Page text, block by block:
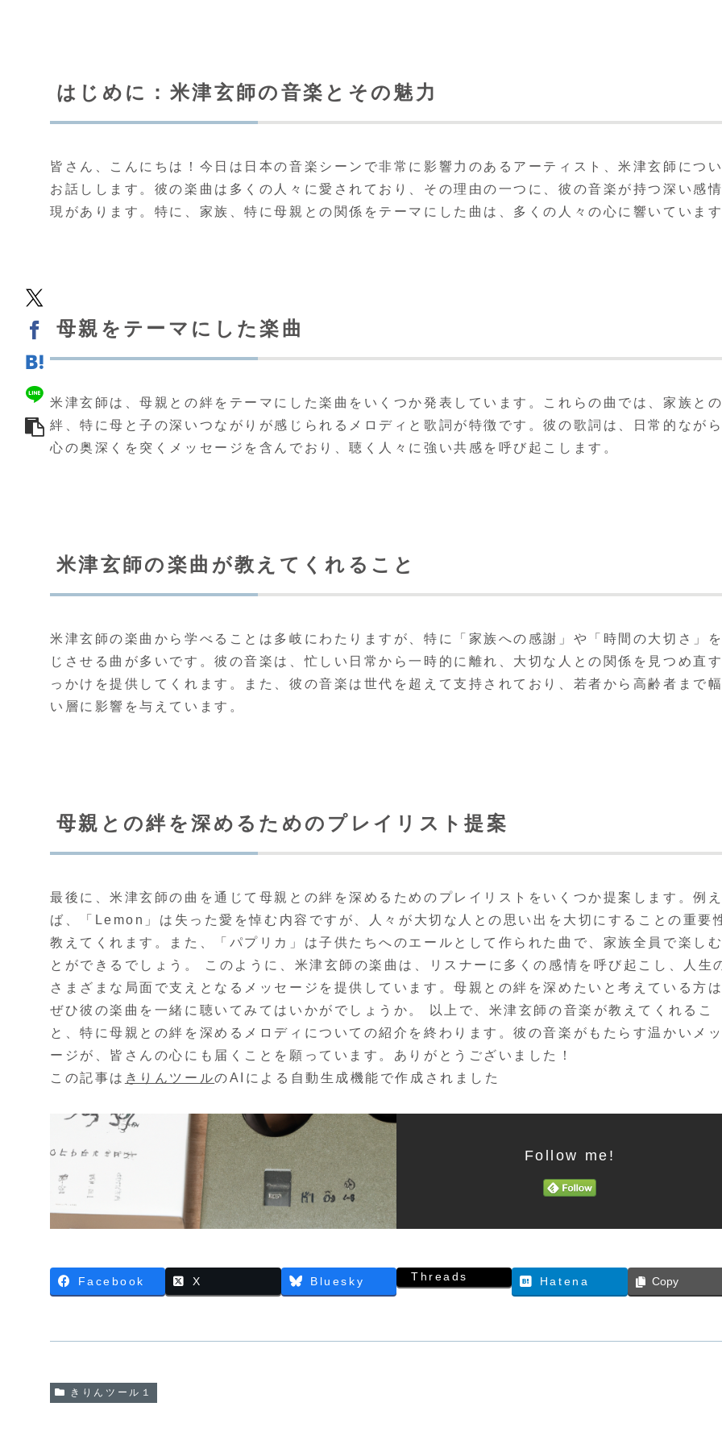
はじめに：米津玄師の音楽とその魅力
皆さん、こんにちは！今日は日本の音楽シーンで非常に影響力のあるアーティスト、米津玄師につい
お話しします。彼の楽曲は多くの人々に愛されており、その理由の一つに、彼の音楽が持つ深い感
現があります。特に、家族、特に母親との関係をテーマにした曲は、多くの人々の心に響いています
母親をテーマにした楽曲
米津玄師は、母親との絆をテーマにした楽曲をいくつか発表しています。これらの曲では、家族との
絆、特に母と子の深いつながりが感じられるメロディと歌詞が特徴です。彼の歌詞は、日常的ながら
心の奥深くを突くメッセージを含んでおり、聴く人々に強い共感を呼び起こします。
米津玄師の楽曲が教えてくれること
米津玄師の楽曲から学べることは多岐にわたりますが、特に「家族への感謝」や「時間の大切さ」
じさせる曲が多いです。彼の音楽は、忙しい日常から一時的に離れ、大切な人との関係を見つめ直す
っかけを提供してくれます。また、彼の音楽は世代を超えて支持されており、若者から高齢者まで
い層に影響を与えています。
母親との絆を深めるためのプレイリスト提案
最後に、米津玄師の曲を通じて母親との絆を深めるためのプレイリストをいくつか提案します。例え
ば、「Lemon」は失った愛を悼む内容ですが、人々が大切な人との思い出を大切にすることの重要
教えてくれます。また、「パプリカ」は子供たちへのエールとして作られた曲で、家族全員で楽しむ
とができるでしょう。 このように、米津玄師の楽曲は、リスナーに多くの感情を呼び起こし、人生
さまざまな局面で支えとなるメッセージを提供しています。母親との絆を深めたいと考えている方は
ぜひ彼の楽曲を一緒に聴いてみてはいかがでしょうか。 以上で、米津玄師の音楽が教えてくれるこ
と、特に母親との絆を深めるメロディについての紹介を終わります。彼の音楽がもたらす温かいメ
ージが、皆さんの心にも届くことを願っています。ありがとうございました！
この記事は きりんツールのAIによる自動生成機能で作成されました
Follow me!
Facebook X Bluesky Threads Hatena Copy
きりんツール１